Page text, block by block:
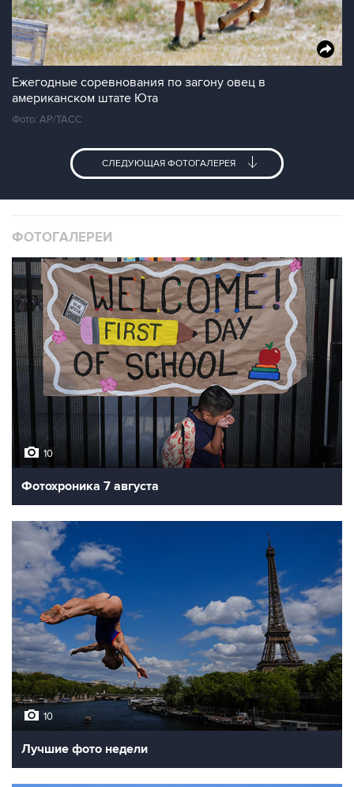
Ежегодные соревнования по загону овец в
американском штате Юта
Фото: AP/ТАСС
СЛЕДУЮЩАЯ ФОТОГАЛЕРЕЯ
ФОТОГАЛЕРЕИ
10
Фотохроника 7 августа
10
Лучшие фото недели